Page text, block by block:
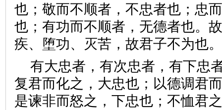
也；敬而不顺者，不忠者也；忠
也；有功而不顺者，无德者也。
疾、堕功、灭苦，故君子不
有大忠者，有次忠者，有下忠
复君而化之，大忠也；以德调君
是谏非而怒之，下忠也；不恤君